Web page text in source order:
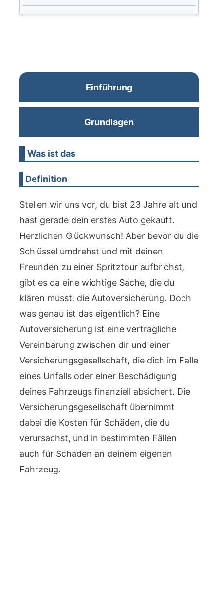
Einführung
Grundlagen
Was ist das
Definition
Stellen wir uns vor, du bist 23 Jahre alt und
hast gerade dein erstes Auto gekauft.
Herzlichen Glückwunsch! Aber bevor du die
Schlüssel umdrehst und mit deinen
Freunden zu einer Spritztour aufbrichst,
gibt es da eine wichtige Sache, die du
klären musst: die Autoversicherung. Doch
was genau ist das eigentlich? Eine
Autoversicherung ist eine vertragliche
Vereinbarung zwischen dir und einer
Versicherungsgesellschaft, die dich im Falle
eines Unfalls oder einer Beschädigung
deines Fahrzeugs finanziell absichert. Die
Versicherungsgesellschaft übernimmt
dabei die Kosten für Schäden, die du
verursachst, und in bestimmten Fällen
auch für Schäden an deinem eigenen
Fahrzeug.